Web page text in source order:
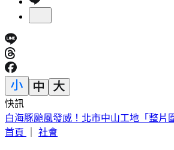
快訊
華爾街爆駭客恐慌！ 多間金融企業遭
首頁
社會